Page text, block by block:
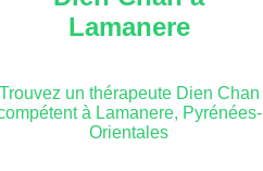
Lamanere
Trouvez un thérapeute Dien Chan
à Lamanere, Pyrénées-
Orientales